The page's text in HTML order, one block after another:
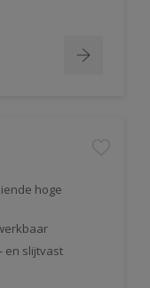
hoge
en slijtvast